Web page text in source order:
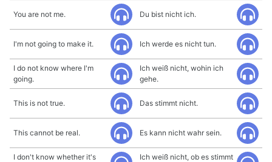
You are not me. Du bist nicht ich.
I'm not going to make it. Ich werde es nicht tun.
I do not know where I'm
going.
Ich weiß nicht, wohin ich
gehe.
This is not true. Das stimmt nicht.
This cannot be real. Es kann nicht wahr sein.
I don't know whether it's
Ich weiß nicht, ob es stimmt